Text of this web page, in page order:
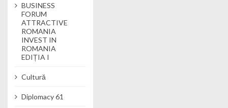
BUSINESS
FORUM
ATTRACTIVE
ROMANIA
INVEST IN
ROMANIA
EDIȚIA I
Cultură
Diplomacy 61